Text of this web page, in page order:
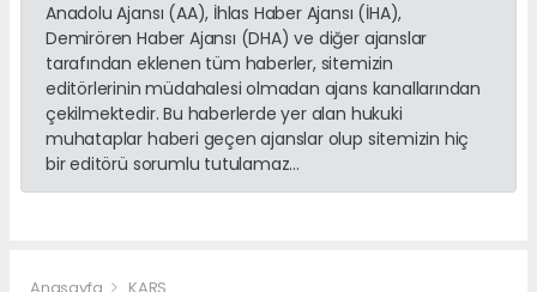
Anadolu Ajansı (AA), İhlas Haber Ajansı (İHA),
Demirören Haber Ajansı (DHA) ve diğer ajanslar
tarafından eklenen tüm haberler, sitemizin
editörlerinin müdahalesi olmadan ajans kanallarından
çekilmektedir. Bu haberlerde yer alan hukuki
muhataplar haberi geçen ajanslar olup sitemizin hiç
bir editörü sorumlu tutulamaz...